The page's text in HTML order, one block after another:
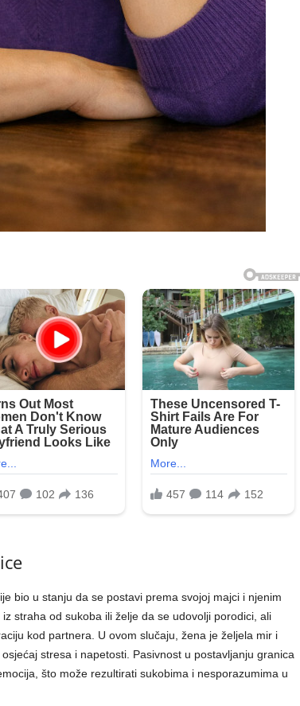
bio u stanju da se postavi prema svojoj majci i njenim
straha od sukoba ili želje da se udovolji porodici, ali
kod partnera. U ovom slučaju, žena je željela mir i
stresa i napetosti. Pasivnost u postavljanju granica
što može rezultirati sukobima i nesporazumima u